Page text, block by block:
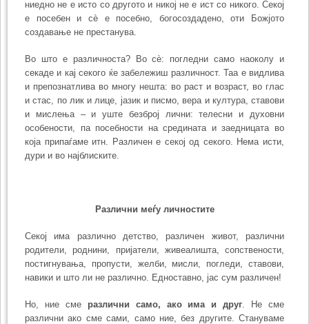
ниедно не е исто со другото и никој не е ист со никого. Секој
е посебен и сè е посебно, богосоздадено, оти Божјото
создавање не престанува.
Во што e различноста? Во сè: погледни само наоколу и
секаде и кај секого ќе забележиш различност. Таа е видлива
и препознатлива во многу нешта: во раст и возраст, во глас
и стас, по лик и лице, јазик и писмо, вера и култура, ставови
и мислења – и уште безброј лични: телесни и духовни
особености, па посебности на средината и заедницата во
која припаѓаме итн. Различен е секој од секого. Нема исти,
дури и во најблиските.
Различни меѓу личностите
Секој има различно детство, различен живот, различни
родители, роднини, пријатели, живеалишта, сопствености,
постигнувања, пропусти, желби, мисли, погледи, ставови,
навики и што ли не различно. Едноставно, јас сум различен!
Но, ние сме различни само, ако има и друг . Не сме
различни ако сме сами, само ние, без другите. Стануваме